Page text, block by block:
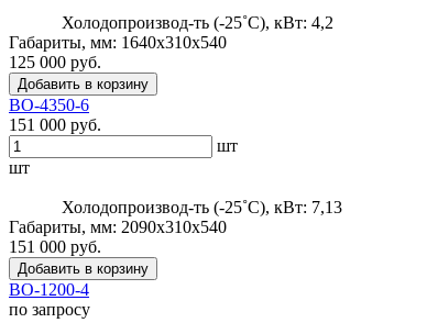
Холодопроизвод-ть (-25˚С), кВт: 4,2
Габариты, мм: 1640x310x540
125 000 руб.
Добавить в корзину
ВО-4350-6
151 000 руб.
шт
шт
Холодопроизвод-ть (-25˚С), кВт: 7,13
Габариты, мм: 2090x310x540
151 000 руб.
Добавить в корзину
ВО-1200-4
по запросу